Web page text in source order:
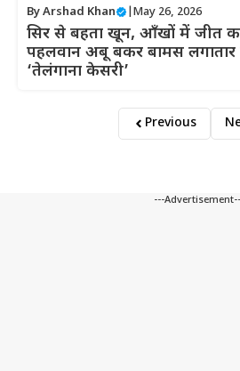
ByArshad Khan May 26, 2026
सिर से बहता खून, आँखों में जीत
पहलवान अबू बकर बामस लगातार
‘तेलंगाना केसरी’
Previous
---